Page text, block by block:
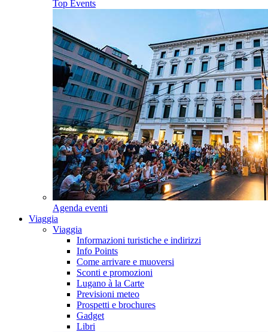
Top Events
Agenda eventi
Viaggia
Viaggia
Informazioni turistiche e indirizzi
Info Points
Come arrivare e muoversi
Sconti e promozioni
Lugano à la Carte
Previsioni meteo
Prospetti e brochures
Gadget
Libri